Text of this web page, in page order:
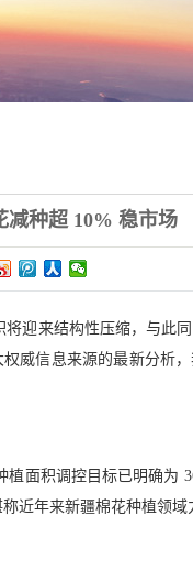
减种超 10% 稳市场
迎来结构性压缩，与此
威信息来源的最新分析
面积调控目标已明确为
近年来新疆棉花种植领域